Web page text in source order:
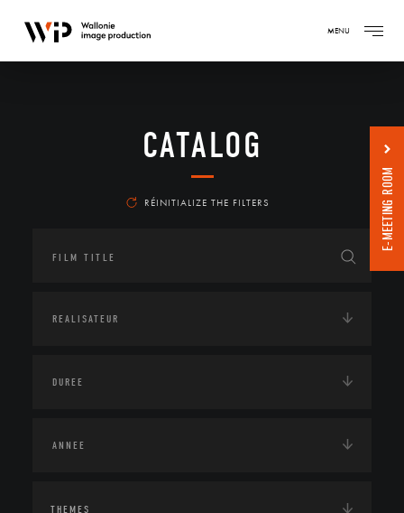
MENU
CATALOG
RÉINITIALIZE THE FILTERS
THEMES
E-MEETING ROOM